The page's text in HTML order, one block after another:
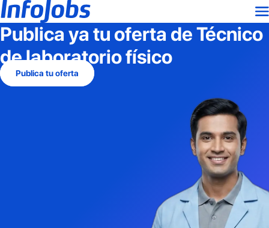
Publica ya tu oferta deTécnico
de laboratorio físico
Publica tu oferta